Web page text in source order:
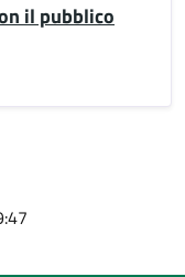
il pubblico